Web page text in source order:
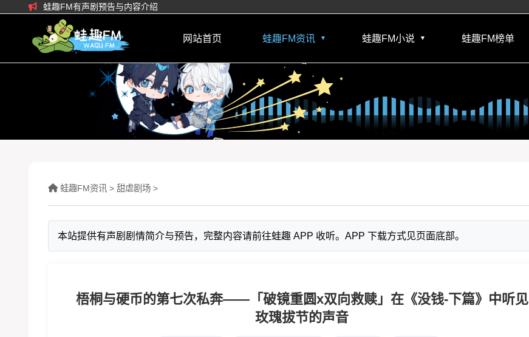
蛙趣FM有声剧预告与内容介绍
网站首页 蛙趣FM资讯 ▼ 蛙趣FM小说 ▼ 蛙趣FM榜单
蛙趣FM资讯 > 甜虐剧场 >
本站提供有声剧剧情简介与预告，完整内容请前往蛙趣 APP 收听。APP 下载方式见页面底部。
梧桐与硬币的第七次私奔——「破镜重圆x双向救赎」在《没钱-下篇》中听见
玫瑰拔节的声音